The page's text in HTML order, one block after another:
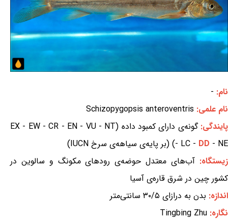
نام: -
نام علمی: Schizopygopsis anteroventris
پایندگی:
گونه‌ی دارای کمبود داده (EX - EW - CR - EN - VU - NT
- LC - DD - NE) (بر پایه‌ی سیاهه‌ی سرخ IUCN)
زیستگاه: آب‌های معتدل حوضه‌ی رودهای مکونگ و سالوین در
کشور چین در شرق قاره‌ی آسیا
اندازه: بدن به درازای ۳۰/۵ سانتی‌متر
نگاره: Tingbing Zhu